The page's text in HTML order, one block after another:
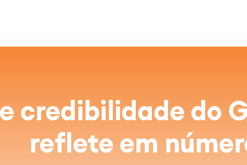
credibilidade do
reflete em